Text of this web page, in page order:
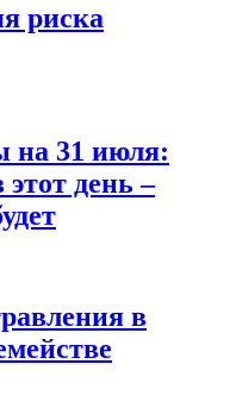
риска
на 31 июля:
день –
в